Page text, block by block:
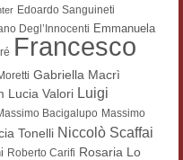
Edoardo Sanguineti
Degl’Innocenti Emmanuela
Francesco
Gabriella Macrì
Lucia Valori Luigi
Bacigalupo Massimo
Tonelli Niccolò Scaffai
Roberto Carifi Rosaria Lo